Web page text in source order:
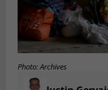
Photo: Archives